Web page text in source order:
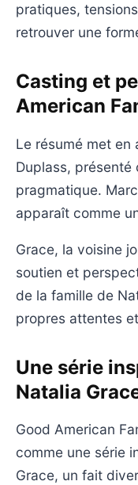
pratiques,
retrouver une
Casting et
American
Le résumé met en
Duplass,
pragmatique.
apparaît comme
Grace, la voisine
soutien et
de la famille de
propres attentes
Une série
Natalia
Good American
comme une série
Grace, un fait